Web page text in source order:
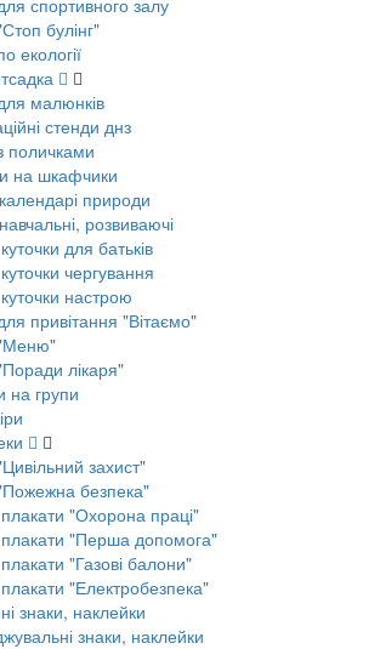
спортивного залу
булінг"
екології
малюнків
стенди днз
поличками
на шкафчики
природи
розвиваючі
для батьків
чергування
настрою
привітання "Вітаємо"
лікаря"
на групи
захист"
безпека"
"Охорона праці"
"Перша допомога"
"Газові балони"
"Електробезпека"
знаки, наклейки
знаки, наклейки